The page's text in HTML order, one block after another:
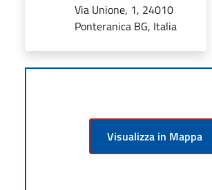
Via Unione, 1, 24010
Ponteranica BG, Italia
Visualizza in Mappa